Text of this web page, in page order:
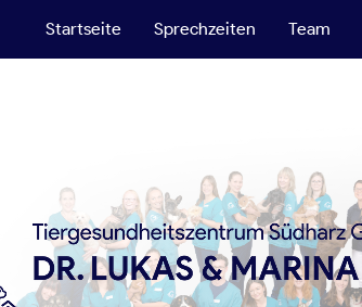
Startseite Sprechzeiten Team